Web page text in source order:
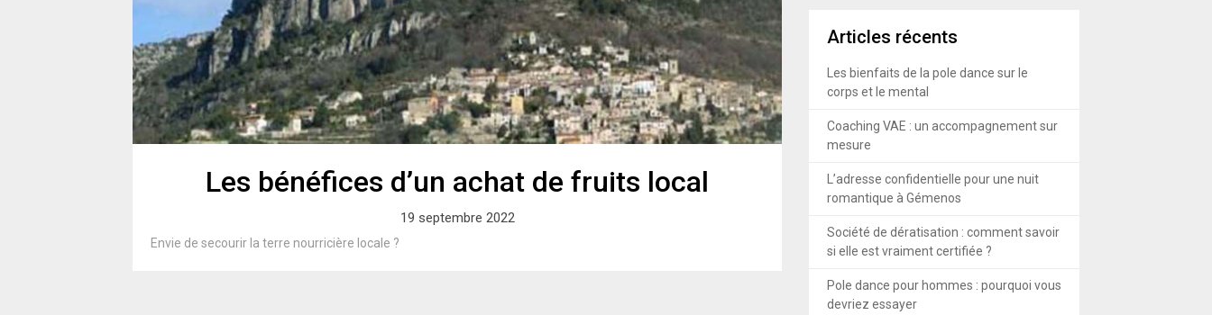
Les bénéfices d’un achat de fruits local
19 septembre 2022
Envie de secourir la terre nourricière locale ?
Articles récents
Les bienfaits de la pole dance sur le
corps et le mental
Coaching VAE : un accompagnement sur
mesure
L’adresse confidentielle pour une nuit
romantique à Gémenos
Société de dératisation : comment savoir
si elle est vraiment certifiée ?
Pole dance pour hommes : pourquoi vous
devriez essayer